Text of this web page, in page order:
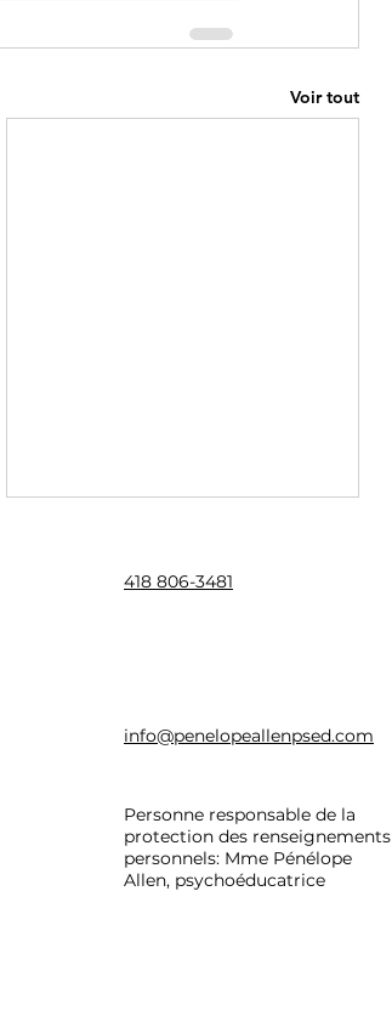
Voir tout
Pourquoi consulter un
418 806-3481
info@penelopeallenpsed.com
Personne responsable de la
protection des renseignements
personnels: Mme Pénélope
Allen, psychoéducatrice